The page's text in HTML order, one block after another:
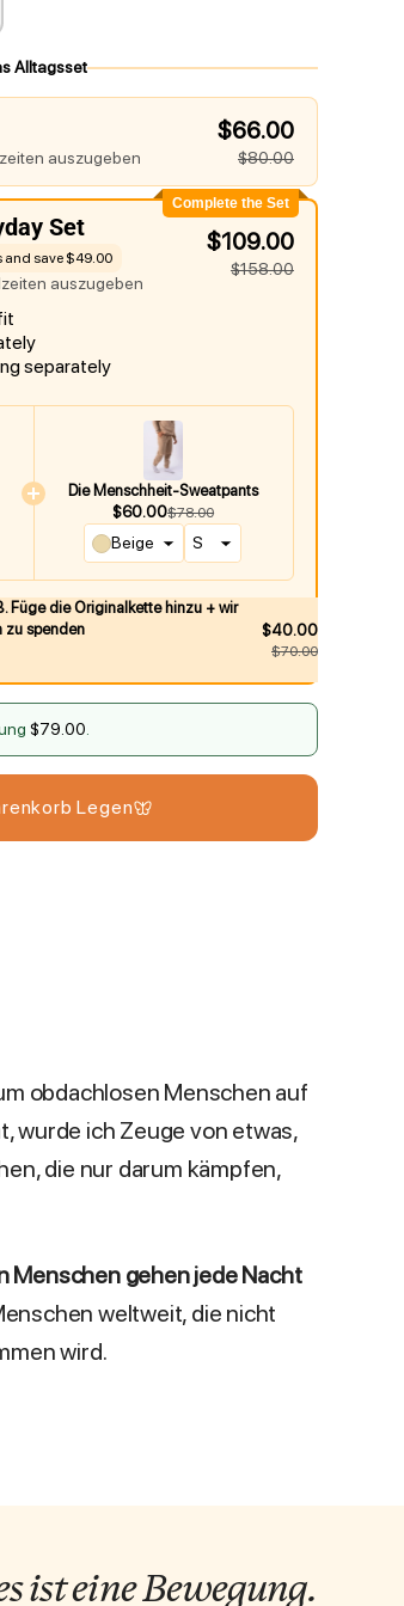
Alltagsset
auszugeben
$66.00
$80.00
Complete the Set
Set
save $49.00
auszugeben
$109.00
$158.00
separately
Die Menschheit-Sweatpants
$60.00$78.00
Beige
Füge die Originalkette hinzu + wir
zu spenden
$40.00
$70.00
$79.00.
Legen
obdachlosen Menschen auf
wurde ich Zeuge von etwas,
die nur darum kämpfen,
Menschen gehen jede Nacht
weltweit, die nicht
wird.
ist eine Bewegung.